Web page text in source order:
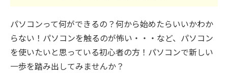
パソコンって何ができるの？何から始めたらいいかわか
らない！パソコンを触るのが怖い・・・など、パソコン
を使いたいと思っている初心者の方！パソコンで新しい
一歩を踏み出してみませんか？